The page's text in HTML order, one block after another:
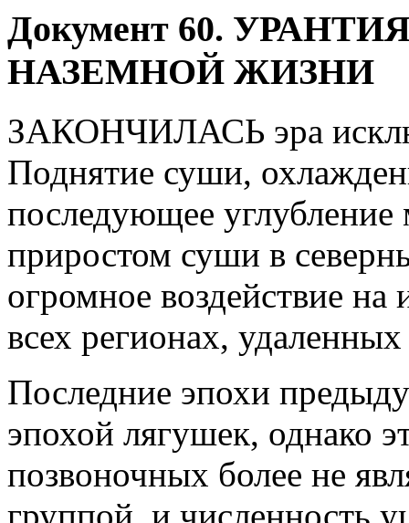
Документ 60.
НАЗЕМНОЙ ЖИЗНИ
ЗАКОНЧИЛАСЬ эра
Поднятие суши,
последующее углубление
приростом суши в
огромное воздействие
всех регионах, удаленных
Последние эпохи
эпохой лягушек, однако
позвоночных более не
группой, и численность